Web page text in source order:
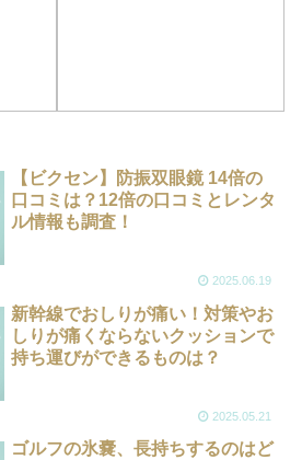
【ビクセン】防振双眼鏡 14倍の
口コミは？12倍の口コミとレンタ
ル情報も調査！
2025.06.19
新幹線でおしりが痛い！対策やお
しりが痛くならないクッションで
持ち運びができるものは？
2025.05.21
ゴルフの氷嚢、長持ちするのはど